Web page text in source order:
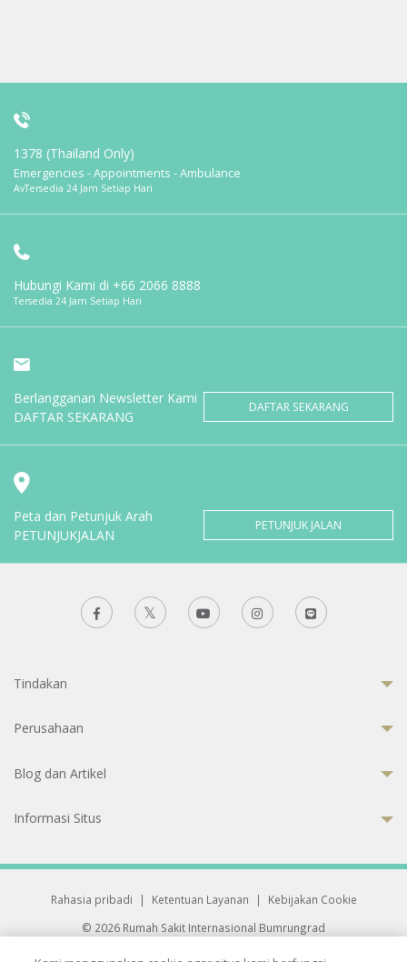
1378 (Thailand Only)
Emergencies - Appointments - Ambulance
AvTersedia 24 Jam Setiap Hari
Hubungi Kami di +66 2066 8888
Tersedia 24 Jam Setiap Hari
Berlangganan Newsletter Kami
DAFTAR SEKARANG
DAFTAR SEKARANG
Peta dan Petunjuk Arah
PETUNJUKJALAN
PETUNJUK JALAN
Tindakan
Perusahaan
Blog dan Artikel
Informasi Situs
Rahasia pribadi | Ketentuan Layanan |
Kebijakan Cookie
© 2026 Rumah Sakit Internasional Bumrungrad